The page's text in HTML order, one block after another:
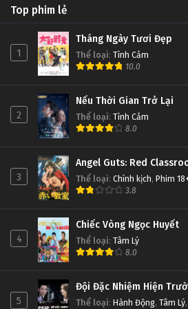
Top phim lẻ
1
Tháng Ngày Tươi Đẹp
Thể loại: Tình Cảm
10.0
2
Nếu Thời Gian Trở Lại
Thể loại: Tình Cảm
8.0
3
Angel Guts: Red
Thể loại: Chính kịch, Phim
3.8
4
Chiếc Vòng Ngọc Huyết
Thể loại: Tâm Lý
8.0
5
Đội Đặc Nhiệm Hiện
Thể loại: Hành Động, Tâm Lý,